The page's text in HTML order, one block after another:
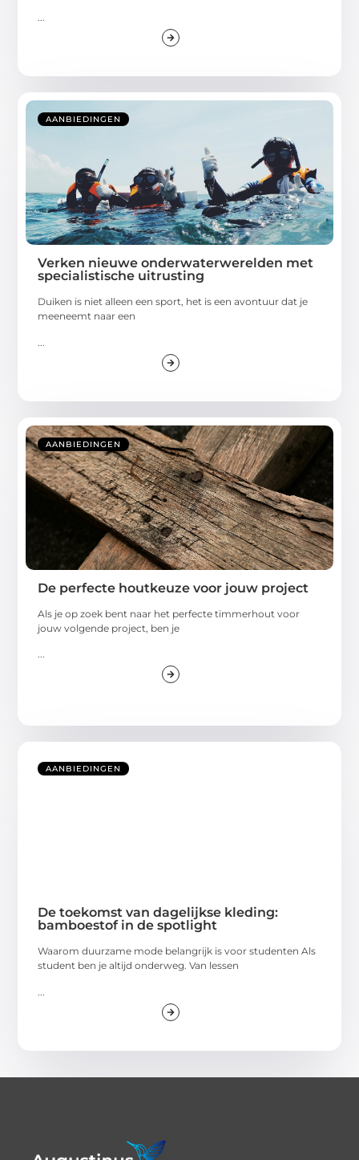
...
AANBIEDINGEN
Verken nieuwe onderwaterwerelden met
specialistische uitrusting
Duiken is niet alleen een sport, het is een avontuur dat je
meeneemt naar een
AANBIEDINGEN
De perfecte houtkeuze voor jouw project
Als je op zoek bent naar het perfecte timmerhout voor
jouw volgende project, ben je
...
AANBIEDINGEN
De toekomst van dagelijkse kleding:
bamboestof in de spotlight
Waarom duurzame mode belangrijk is voor studenten Als
student ben je altijd onderweg. Van lessen